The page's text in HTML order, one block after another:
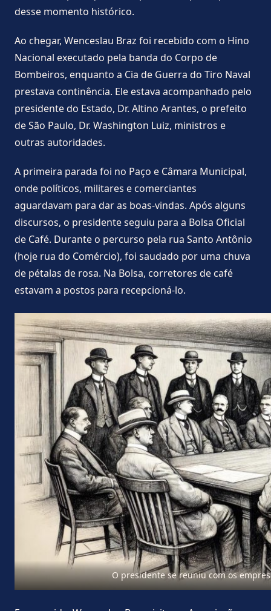
desse momento histórico.
Ao chegar, Wenceslau Braz foi recebido com o Hino
Nacional executado pela banda do Corpo de
Bombeiros, enquanto a Cia de Guerra do Tiro Naval
prestava continência. Ele estava acompanhado pelo
presidente do Estado, Dr. Altino Arantes, o prefeito
de São Paulo, Dr. Washington Luiz, ministros e
outras autoridades.
A primeira parada foi no Paço e Câmara Municipal,
onde políticos, militares e comerciantes
aguardavam para dar as boas-vindas. Após alguns
discursos, o presidente seguiu para a Bolsa Oficial
de Café. Durante o percurso pela rua Santo Antônio
(hoje rua do Comércio), foi saudado por uma chuva
de pétalas de rosa. Na Bolsa, corretores de café
estavam a postos para recepcioná-lo.
O presidente se reuniu com os